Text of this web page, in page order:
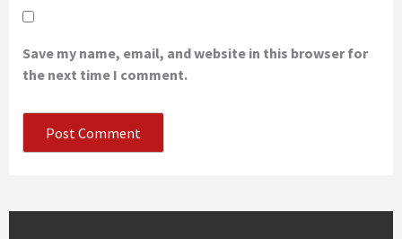
Save my name, email, and website in this browser for
the next time I comment.